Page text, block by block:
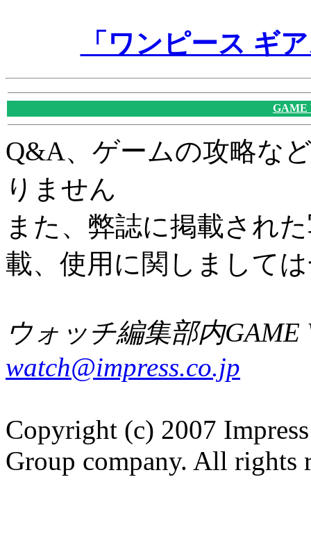
「ワンピース ギ
GAME
Q&A、ゲームの攻略な
りません
また、弊誌に掲載され
載、使用に関しまして
ウォッチ編集部内GAME
watch@impress.co.jp
Copyright (c) 2007
Group company. All rights